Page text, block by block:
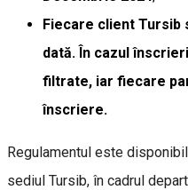
Fiecare client Tursib
dată. În cazul
filtrate, iar fiecare
înscriere.
Regulamentul este
sediul Tursib, în cadrul